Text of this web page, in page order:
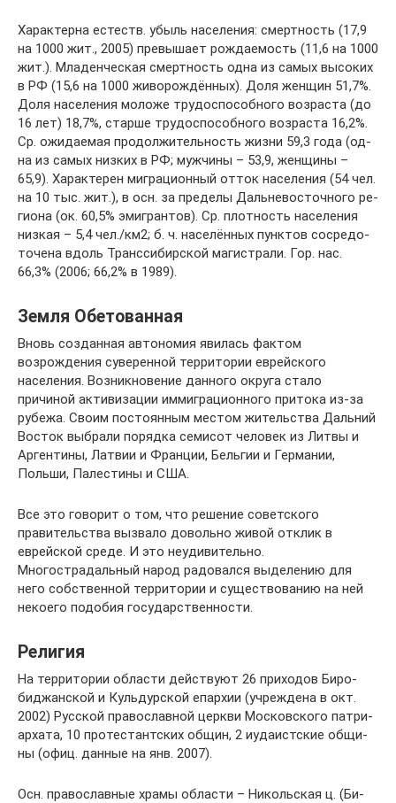
Ха­рак­тер­на ес­теств. убыль на­се­ле­ния: смерт­ность (17,9
на 1000 жит., 2005) пре­вы­ша­ет ро­ж­дае­мость (11,6 на 1000
жит.). Мла­ден­че­ская смерт­ность од­на из са­мых вы­со­ких
в РФ (15,6 на 1000 жи­во­ро­ж­дён­ных). До­ля жен­щин 51,7%.
До­ля на­се­ле­ния мо­ло­же тру­до­спо­соб­но­го воз­рас­та (до
16 лет) 18,7%, стар­ше тру­до­спо­соб­но­го воз­рас­та 16,2%.
Ср. ожи­дае­мая про­дол­жи­тель­ность жиз­ни 59,3 го­да (од­
на из са­мых низ­ких в РФ; муж­чи­ны – 53,9, жен­щи­ны –
65,9). Ха­рак­те­рен ми­гра­ци­он­ный от­ток на­се­ле­ния (54 чел.
на 10 тыс. жит.), в осн. за пре­де­лы Даль­не­во­сточ­но­го ре­
гио­на (ок. 60,5% эмиг­ран­тов). Ср. плот­ность на­се­ле­ния
низ­кая – 5,4 чел./км2; б. ч. на­се­лён­ных пунк­тов со­сре­до­
то­че­на вдоль Транс­си­бир­ской ма­ги­ст­ра­ли. Гор. нас.
66,3% (2006; 66,2% в 1989).
Земля Обетованная
Вновь созданная автономия явилась фактом
возрождения суверенной территории еврейского
населения. Возникновение данного округа стало
причиной активизации иммиграционного притока из-за
рубежа. Своим постоянным местом жительства Дальний
Восток выбрали порядка семисот человек из Литвы и
Аргентины, Латвии и Франции, Бельгии и Германии,
Польши, Палестины и США.
Все это говорит о том, что решение советского
правительства вызвало довольно живой отклик в
еврейской среде. И это неудивительно.
Многострадальный народ радовался выделению для
него собственной территории и существованию на ней
некоего подобия государственности.
Религия
На тер­ри­то­рии об­лас­ти дей­ст­ву­ют 26 при­хо­дов Би­ро­
бид­жан­ской и Куль­дур­ской епар­хии (уч­ре­ж­де­на в окт.
2002) Рус­ской пра­во­слав­ной церк­ви Мо­с­ков­ско­го пат­ри­
ар­ха­та, 10 про­тес­тант­ских об­щин, 2 иу­даи­ст­ские об­щи­
ны (офиц. дан­ные на янв. 2007).
Осн. пра­во­слав­ные хра­мы об­лас­ти – Ни­коль­ская ц. (Би­